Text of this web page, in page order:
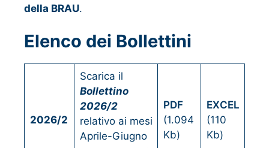
della BRAU.
Elenco dei Bollettini
2026/2
Scarica il
Bollettino
2026/2
relativo ai mesi
Aprile-Giugno
PDF
(1.094
Kb)
EXCEL
(110
Kb)